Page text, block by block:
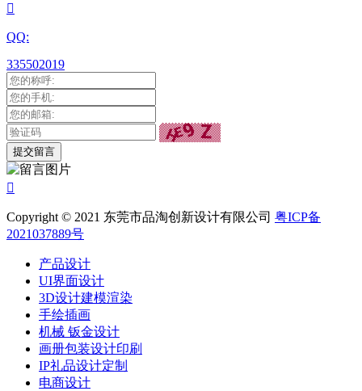

QQ:
335502019

Copyright © 2021 东莞市品淘创新设计有限公司 粤ICP备
2021037889号
产品设计
UI界面设计
3D设计建模渲染
手绘插画
机械 钣金设计
画册包装设计印刷
IP礼品设计定制
电商设计